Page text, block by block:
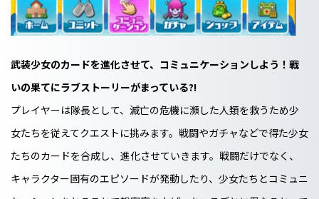
武装少女のカードを進化させて、コミュニケーションしよう！戦
いの果てにラブストーリーがまっている?!
プレイヤーは隊長として、滅亡の危機に瀕した人類を救うため少
女たちを従えてクエストに挑みます。戦闘やガチャなどで得た少女
たちのカードを合成し、進化させていきます。戦闘だけでなく、
キャラクター固有のエピソードが発動したり、少女たちとコミュニ